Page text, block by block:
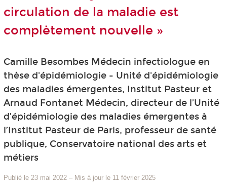
circulation de la maladie est
complètement nouvelle »
Camille Besombes Médecin infectiologue en
thèse d'épidémiologie - Unité d'épidémiologie
des maladies émergentes, Institut Pasteur et
Arnaud Fontanet Médecin, directeur de l’Unité
d’épidémiologie des maladies émergentes à
l’Institut Pasteur de Paris, professeur de santé
publique, Conservatoire national des arts et
métiers
Publié le 23 mai 2022 – Mis à jour le 11 février 2025